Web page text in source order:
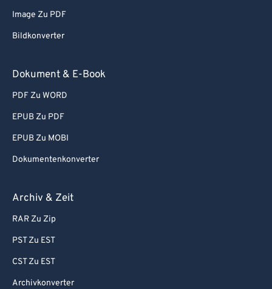
Image Zu PDF
Bildkonverter
Dokument & E-Book
PDF Zu WORD
EPUB Zu PDF
EPUB Zu MOBI
Dokumentenkonverter
Archiv & Zeit
RAR Zu Zip
PST Zu EST
CST Zu EST
Archivkonverter